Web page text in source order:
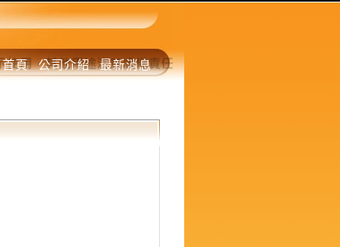
首頁 公司介紹 最新消息